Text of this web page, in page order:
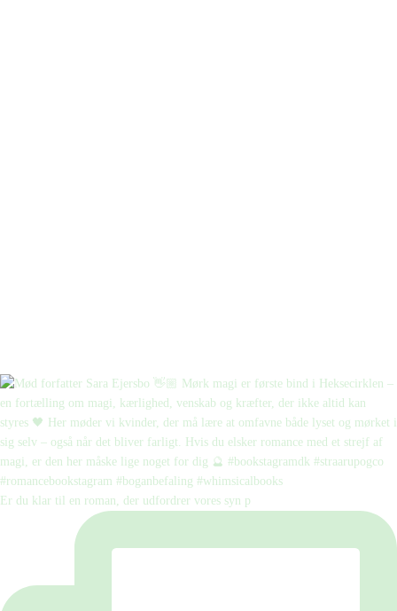
Er du klar til en roman, der udfordrer vores syn p